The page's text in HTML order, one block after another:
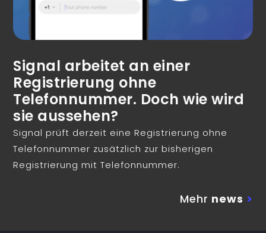
Signal arbeitet an einer
Registrierung ohne
Telefonnummer. Doch wie wird
sie aussehen?
Signal prüft derzeit eine Registrierung ohne
Telefonnummer zusätzlich zur bisherigen
Registrierung mit Telefonnummer.
Mehr news >